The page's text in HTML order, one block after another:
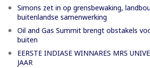
Simons zet in op grensbewaking,
buitenlandse samenwerking
Oil and Gas Summit brengt obstakels
buiten
EERSTE INDIASE WINNARES MRS
JAAR